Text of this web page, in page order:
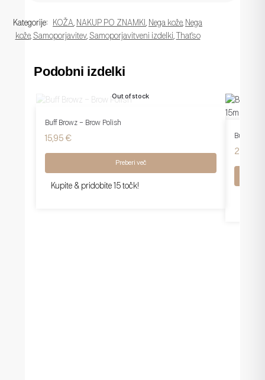
Kategorije: KOŽA, NAKUP PO ZNAMKI , Nega kože, Nega
kože, Samoporjavitev, Samoporjavitveni izdelki, That'so
Podobni izdelki
Out of stock
Buff Browz – Brow Polish
15,95 €
Preberi več
Kupite & pridobite 15 točk!
Buff
20,95